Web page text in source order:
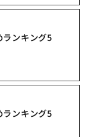
ランキング5
ランキング5